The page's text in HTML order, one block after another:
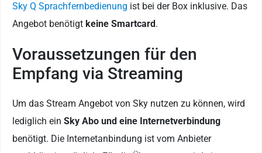
Sky Q Sprachfernbedienung ist bei der Box inklusive. Das
Angebot benötigt keine Smartcard.
Voraussetzungen für den
Empfang via Streaming
Um das Stream Angebot von Sky nutzen zu können, wird
lediglich ein Sky Abo und eine Internetverbindung
benötigt. Die Internetanbindung ist vom Anbieter